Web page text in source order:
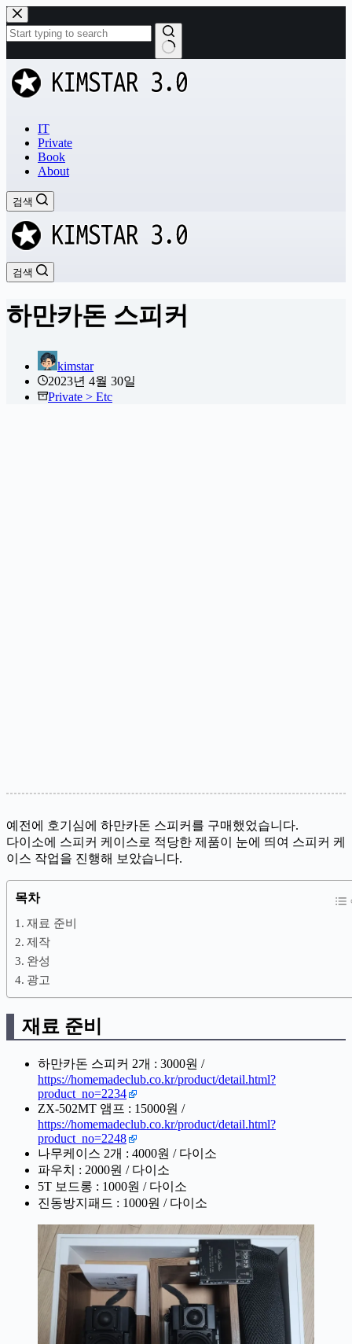
본
문
으
로
건
너
과
없
IT
Private
Book
About
검색
검색
하만카돈 스피커
kimstar
2023년 4월 30일
Private > Etc
예전에 호기심에 하만카돈 스피커를 구매했었습니다.
다이소에 스피커 케이스로 적당한 제품이 눈에 띄여 스피커 케
이스 작업을 진행해 보았습니다.
목차
재료 준비
제작
완성
광고
재료 준비
하만카돈 스피커 2개 : 3000원 /
https://homemadeclub.co.kr/product/detail.html?
product_no=2234
ZX-502MT 앰프 : 15000원 /
https://homemadeclub.co.kr/product/detail.html?
product_no=2248
나무케이스 2개 : 4000원 / 다이소
파우치 : 2000원 / 다이소
5T 보드롱 : 1000원 / 다이소
진동방지패드 : 1000원 / 다이소